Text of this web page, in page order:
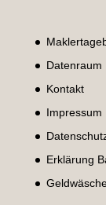
Datenraum
Kontakt
Impressum
Erklärung